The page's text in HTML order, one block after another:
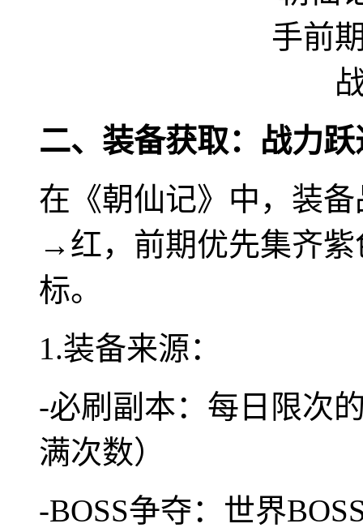
二、装备获取：战力
在《朝仙记》中，装
→红，前期优先集齐
标。
1.装备来源：
-必刷副本：每日限次
满次数）
-BOSS争夺：世界